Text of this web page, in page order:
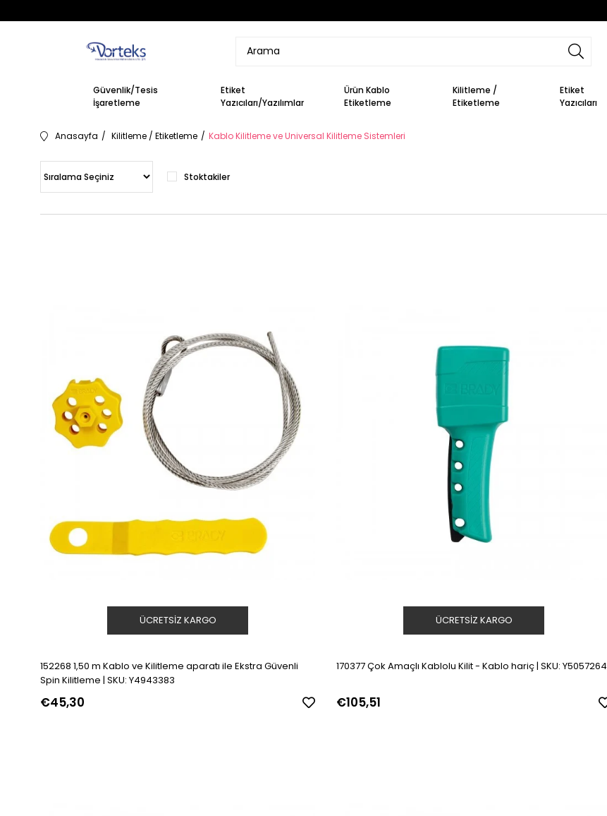
Güvenlik/Tesis
İşaretleme
Etiket
Yazıcıları/Yazılımlar
Ürün Kablo
Etiketleme
Kilitleme /
Etiketleme
Etiket
Yazıcıları
Anasayfa Kilitleme / Etiketleme Kablo Kilitleme ve Universal Kilitleme Sistemleri
Stoktakiler
152268 1,50 m Kablo ve Kilitleme aparatı ile Ekstra Güvenli
Spin Kilitleme | SKU: Y4943383
€45,30
ÜCRETSIZ KARGO
170377 Çok Amaçlı Kablolu Kilit - Kablo hariç | SKU: Y5057264
€105,51
ÜCRETSIZ KARGO